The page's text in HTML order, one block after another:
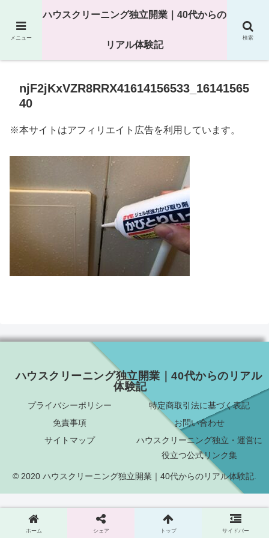
25年以上の現場経験をもとにハウスクリーニング独立の現実
njF2jKxVZR8RRX41614156533_16141565
40
※本サイトはアフィリエイト広告を利用しています。
ハウスクリーニング独立開業｜40代からのリアル
体験記
プライバシーポリシー
特定商取引法に基づく表記
免責事項
お問い合わせ
サイトマップ
ハウスクリーニング独立・運営に
役立つ公式リンク集
© 2020 ハウスクリーニング独立開業｜40代からのリアル体験記.
メニュー
ハウスクリーニング独立開業｜40代からの
リアル体験記
検索
ホーム シェア トップ サイドバー